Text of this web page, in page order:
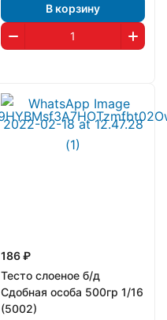
В корзину
186 ₽
Тесто слоеное б/д
Сдобная особа 500гр 1/16
(5002)